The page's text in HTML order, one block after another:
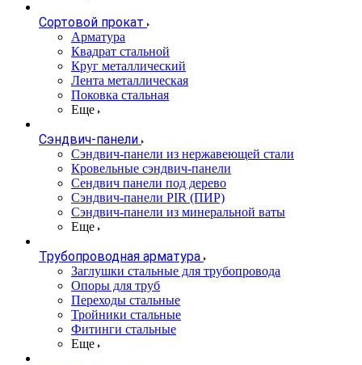
Сортовой прокат
Арматура
Квадрат стальной
Круг металлический
Лента металлическая
Поковка стальная
Еще
Сэндвич-панели
Cэндвич-панели из нержавеющей стали
Кровельные сэндвич-панели
Сендвич панели под дерево
Сэндвич-панели PIR (ПИР)
Сэндвич-панели из минеральной ваты
Еще
Трубопроводная арматура
Заглушки стальные для трубопровода
Опоры для труб
Переходы стальные
Тройники стальные
Фитинги стальные
Еще